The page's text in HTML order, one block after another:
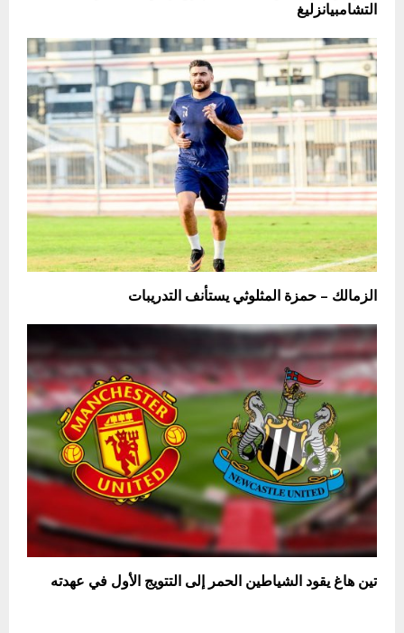
التشامبيانزليغ
الزمالك – حمزة المثلوثي يستأنف التدريبات
تين هاغ يقود الشياطين الحمر إلى التتويج الأول في عهدته